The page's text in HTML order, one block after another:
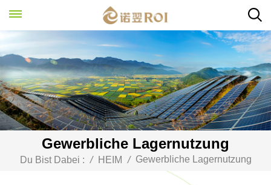
Gewerbliche Lagernutzung
Du Bist Dabei : / HEIM / Gewerbliche Lagernutzung